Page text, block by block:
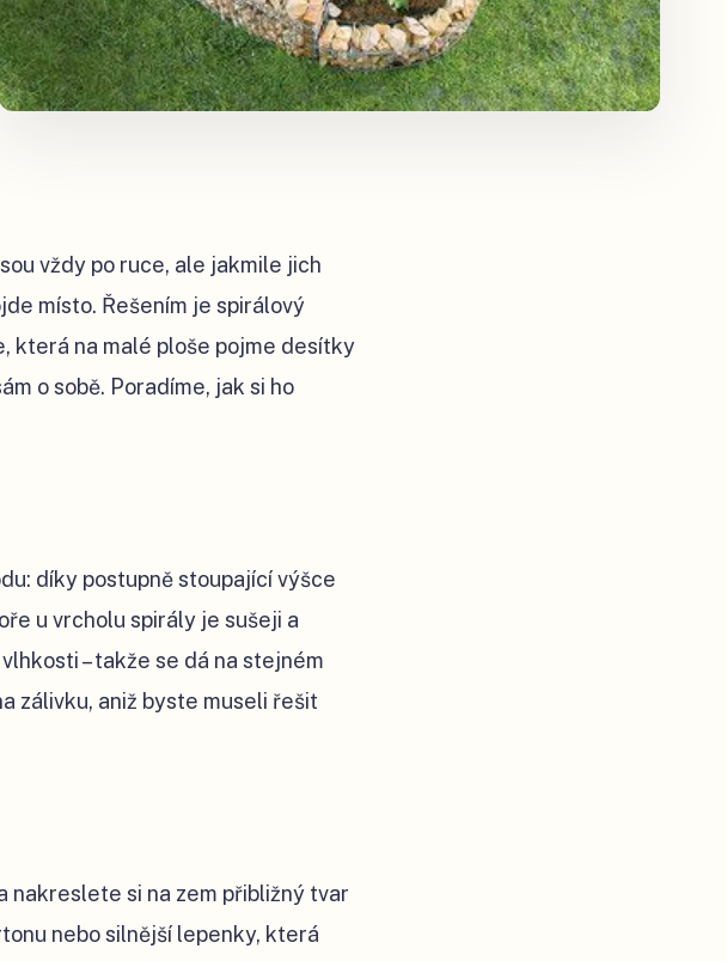
vždy po ruce, ale jakmile jich
místo. Řešením je spirálový
která na malé ploše pojme desítky
o sobě. Poradíme, jak si ho
díky postupně stoupající výšce
u vrcholu spirály je sušeji a
– takže se dá na stejném
zálivku, aniž byste museli řešit
nakreslete si na zem přibližný tvar
nebo silnější lepenky, která